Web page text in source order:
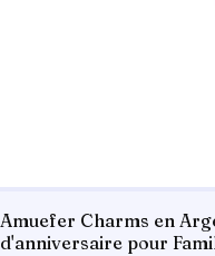
Amuefer Charms en
d'anniversaire pour